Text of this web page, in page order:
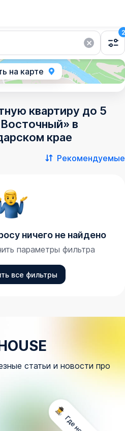
2
на карте
квартиру до 5
в
крае
Рекомендуемые
ничего не найдено
параметры фильтра
все фильтры
статьи и новости про